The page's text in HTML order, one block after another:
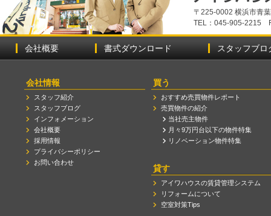
〒225-0002 横浜市青
TEL：045-905-2215
会社概要 書式ダウンロード スタッフブロ
会社情報
スタッフ紹介
スタッフブログ
インフォメーション
会社概要
採用情報
プライバシーポリシー
お問い合わせ
買う
おすすめ売買物件レポート
売買物件の紹介
当社売主物件
月々9万円台以下の物件特集
リノベーション物件特集
貸す
アイワハウスの賃貸管理システム
リフォームについて
空室対策Tips